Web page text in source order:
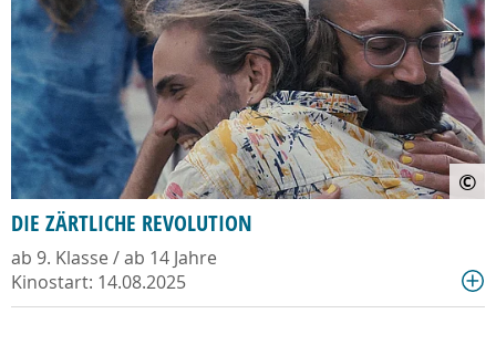
©
DIE ZÄRTLICHE REVOLUTION
ab 9. Klasse / ab 14 Jahre
Kinostart: 14.08.2025